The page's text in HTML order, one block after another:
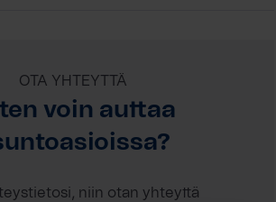
OTA YHTEYTTÄ
voin auttaa
niin otan yhteyttä